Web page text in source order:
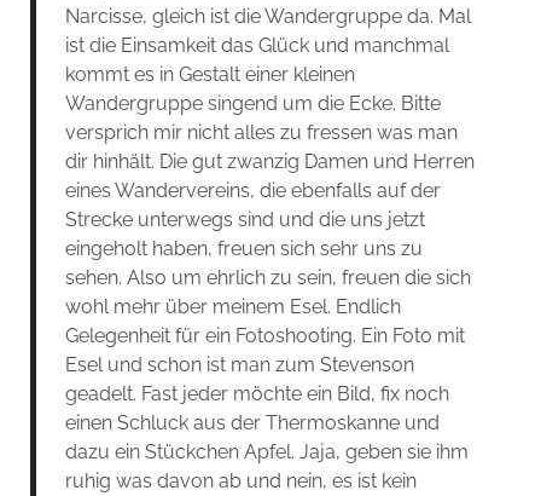
Narcisse, gleich ist die Wandergruppe da. Mal
ist die Einsamkeit das Glück und manchmal
kommt es in Gestalt einer kleinen
Wandergruppe singend um die Ecke. Bitte
versprich mir nicht alles zu fressen was man
dir hinhält. Die gut zwanzig Damen und Herren
eines Wandervereins, die ebenfalls auf der
Strecke unterwegs sind und die uns jetzt
eingeholt haben, freuen sich sehr uns zu
sehen. Also um ehrlich zu sein, freuen die sich
wohl mehr über meinem Esel. Endlich
Gelegenheit für ein Fotoshooting. Ein Foto mit
Esel und schon ist man zum Stevenson
geadelt. Fast jeder möchte ein Bild, fix noch
einen Schluck aus der Thermoskanne und
dazu ein Stückchen Apfel. Jaja, geben sie ihm
ruhig was davon ab und nein, es ist kein